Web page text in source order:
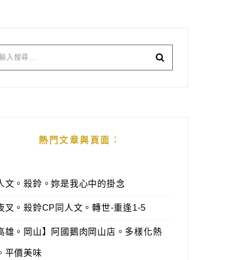
熱門文章與頁面︰
文。殺鈴。妳是我心中的掛念
叉。殺鈴CP同人文。轉世-重逢1-5
雄。岡山】阿國鵝肉岡山店。多樣化熱
平價美味